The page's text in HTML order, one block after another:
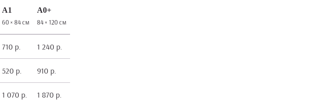
А1
60 × 84 см
А0+
84 × 120 см
710 р. 1 240 р.
520 р. 910 р.
1 070 р. 1 870 р.